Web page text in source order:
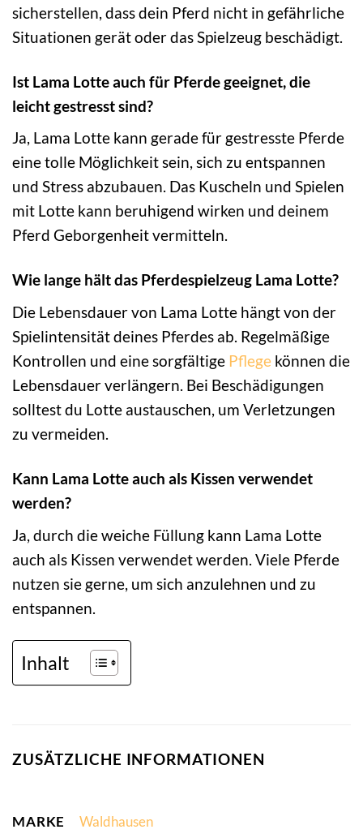
sicherstellen, dass dein Pferd nicht in gefährliche
Situationen gerät oder das Spielzeug beschädigt.
Ist Lama Lotte auch für Pferde geeignet, die
leicht gestresst sind?
Ja, Lama Lotte kann gerade für gestresste Pferde
eine tolle Möglichkeit sein, sich zu entspannen
und Stress abzubauen. Das Kuscheln und Spielen
mit Lotte kann beruhigend wirken und deinem
Pferd Geborgenheit vermitteln.
Wie lange hält das Pferdespielzeug Lama Lotte?
Die Lebensdauer von Lama Lotte hängt von der
Spielintensität deines Pferdes ab. Regelmäßige
Kontrollen und eine sorgfältige Pflege können die
Lebensdauer verlängern. Bei Beschädigungen
solltest du Lotte austauschen, um Verletzungen
zu vermeiden.
Kann Lama Lotte auch als Kissen verwendet
werden?
Ja, durch die weiche Füllung kann Lama Lotte
auch als Kissen verwendet werden. Viele Pferde
nutzen sie gerne, um sich anzulehnen und zu
entspannen.
Inhalt
ZUSÄTZLICHE INFORMATIONEN
MARKE Waldhausen